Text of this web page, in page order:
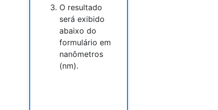
O resultado
será exibido
abaixo do
formulário em
nanômetros
(nm).